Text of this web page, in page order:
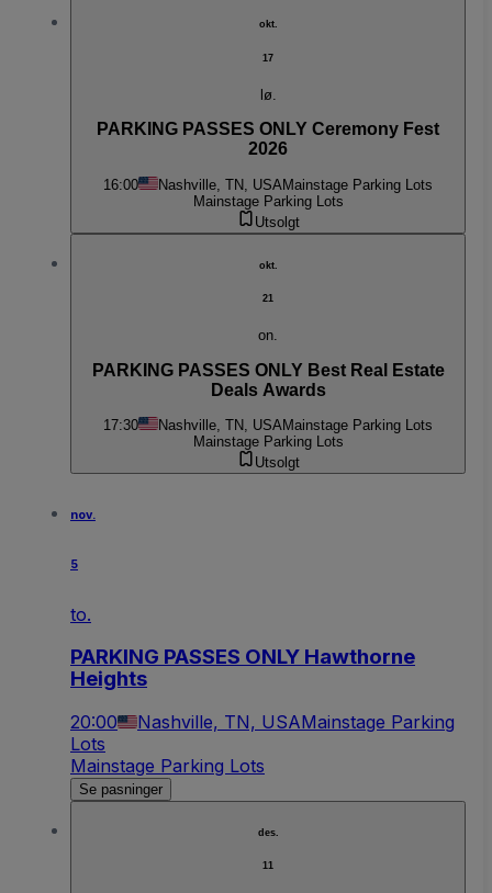
okt.
17
lø.
PARKING PASSES ONLY Ceremony Fest
2026
16:00 Nashville, TN, USA Mainstage Parking Lots
Mainstage Parking Lots
Utsolgt
okt.
21
on.
PARKING PASSES ONLY Best Real Estate
Deals Awards
17:30 Nashville, TN, USAMainstage Parking Lots
Mainstage Parking Lots
Utsolgt
nov.
5
to.
PARKING PASSES ONLY Hawthorne
Heights
20:00 Nashville, TN, USAMainstage Parking
Lots
Mainstage Parking Lots
Se pasninger
des.
11